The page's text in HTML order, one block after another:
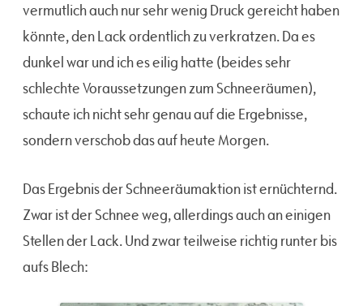
vermutlich auch nur sehr wenig Druck gereicht haben
könnte, den Lack ordentlich zu verkratzen. Da es
dunkel war und ich es eilig hatte (beides sehr
schlechte Voraussetzungen zum Schneeräumen),
schaute ich nicht sehr genau auf die Ergebnisse,
sondern verschob das auf heute Morgen.
Das Ergebnis der Schneeräumaktion ist ernüchternd.
Zwar ist der Schnee weg, allerdings auch an einigen
Stellen der Lack. Und zwar teilweise richtig runter bis
aufs Blech: